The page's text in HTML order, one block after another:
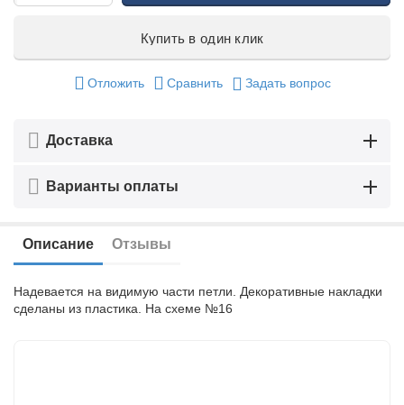
Купить в один клик
Отложить Сравнить Задать вопрос
Доставка
Варианты оплаты
Описание Отзывы
Надевается на видимую части петли. Декоративные накладки
сделаны из пластика. На схеме №16